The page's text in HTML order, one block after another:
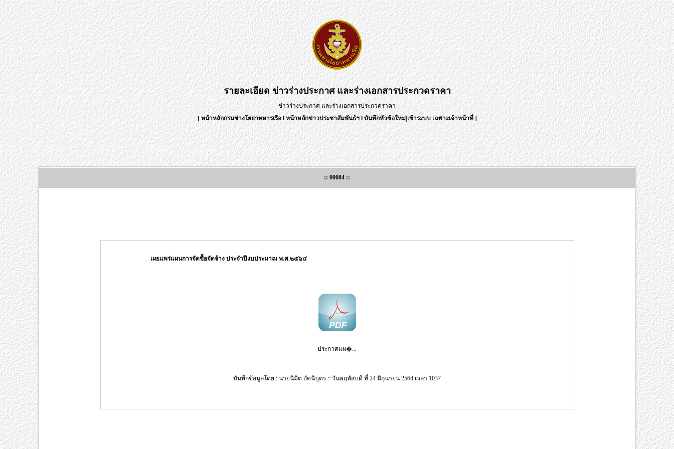
รายละเอียดข่าวร่างประกาศ และร่างเอกสารประกวดราคา
ข่าวร่างประกาศ และร่างเอกสารประกวดราคา
[หน้าหลักกรมช่างโยธาทหารเรือlหน้าหลักข่าวประชาสัมพันธ์ฯlบันทึกหัวข้อใหม่|เข้าระบบ เฉพาะเจ้าหน้าที่]
:: 00084 ::
เผยแพร่แผนการจัดซื้อจัดจ้าง ประจำปีงบประมาณ พ.ศ.๒๕๖๔
ประกาศแผ�...
บันทึกข้อมูลโดย : นายนิมิต อัคนิบุตร :: วันพฤหัสบดี ที่ 24 มิถุนายน 2564 เวลา 1037